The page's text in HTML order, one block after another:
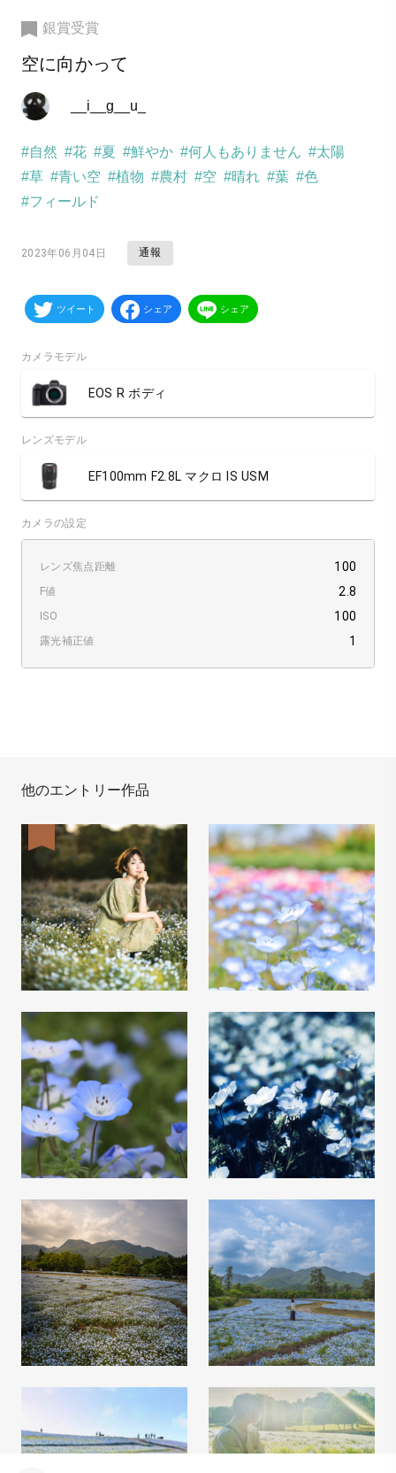
銀賞受賞
空に向かって
__i__g__u_
#自然 #花 #夏 #鮮やか #何人もありません #太陽
#草 #青い空 #植物 #農村 #空 #晴れ #葉 #色
#フィールド
2023年06月04日 通報
ツイート シェア シェア
カメラモデル
EOS R ボディ
レンズモデル
EF100mm F2.8L マクロ IS USM
カメラの設定
レンズ焦点距離 100
F値 2.8
ISO 100
露光補正値 1
他のエントリー作品